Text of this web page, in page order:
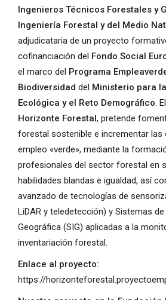
Ingenieros Técnicos Forestales y
Ingeniería Forestal y del Medio
adjudicataria de un proyecto
cofinanciación del Fondo Social
el marco del Programa
Biodiversidad del Ministerio para
Ecológica y el Reto Demográfico.
Horizonte Forestal, pretende
forestal sostenible e incrementar las
empleo «verde», mediante la
profesionales del sector forestal en
habilidades blandas e igualdad, así
avanzado de tecnologías de
LiDAR y teledetección) y Sistemas
Geográfica (SIG) aplicadas a la
inventariación forestal.
Enlace al proyecto:
https://